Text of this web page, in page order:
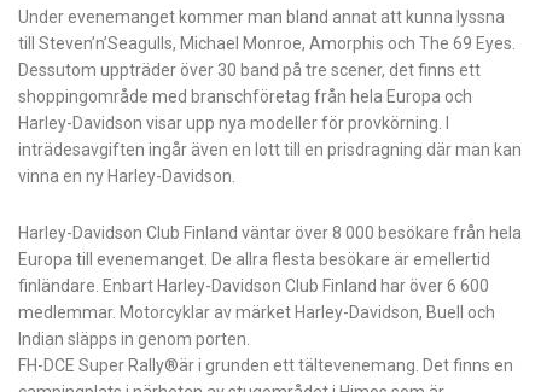
Under evenemanget kommer man bland annat att kunna lyssna
till Steven’n’Seagulls, Michael Monroe, Amorphis och The 69 Eyes.
Dessutom uppträder över 30 band på tre scener, det finns ett
shoppingområde med branschföretag från hela Europa och
Harley-Davidson visar upp nya modeller för provkörning. I
inträdesavgiften ingår även en lott till en prisdragning där man kan
vinna en ny Harley-Davidson.
Harley-Davidson Club Finland väntar över 8 000 besökare från hela
Europa till evenemanget. De allra flesta besökare är emellertid
finländare. Enbart Harley-Davidson Club Finland har över 6 600
medlemmar. Motorcyklar av märket Harley-Davidson, Buell och
Indian släpps in genom porten.
FH-DCE Super Rally®är i grunden ett tältevenemang. Det finns en